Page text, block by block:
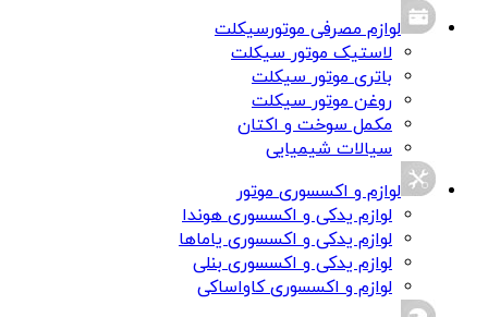
لوازم مصرفی موتورسیکلت
لاستیک موتور سیکلت
باتری موتور سیکلت
روغن موتور سیکلت
مکمل سوخت و اکتان
سیالات شیمیایی
لوازم و اکسسوری موتور
لوازم یدکی و اکسسوری هوندا
لوازم یدکی و اکسسوری یاماها
لوازم یدکی و اکسسوری بنلی
لوازم و اکسسوری کاواساکی